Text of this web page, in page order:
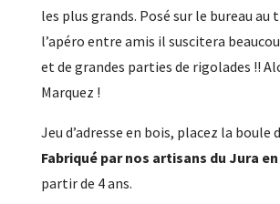
les plus grands. Posé sur le bureau au
l’apéro entre amis il suscitera
et de grandes parties de rigolades !!
Marquez !
Jeu d’adresse en bois, placez la boule
Fabriqué par nos artisans du Jura
partir de 4 ans.